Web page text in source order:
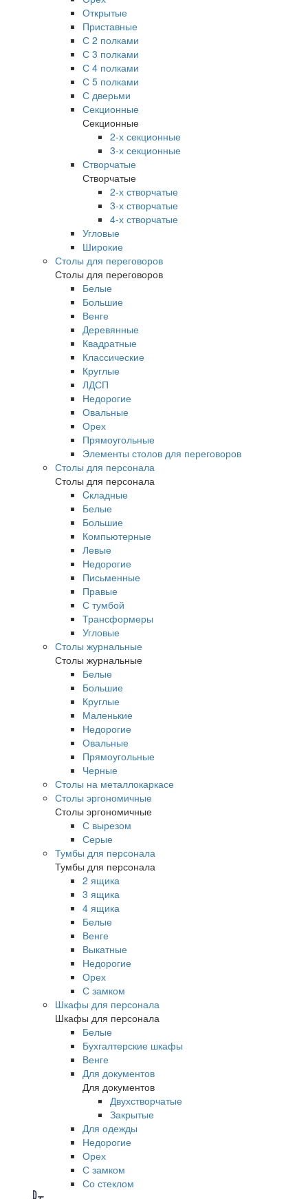
Открытые
Приставные
С 2 полками
С 3 полками
С 4 полками
С 5 полками
С дверьми
Секционные
Секционные
2-х секционные
3-х секционные
Створчатые
Створчатые
2-х створчатые
3-х створчатые
4-х створчатые
Угловые
Широкие
Столы для переговоров
Столы для переговоров
Белые
Большие
Венге
Деревянные
Квадратные
Классические
Круглые
ЛДСП
Недорогие
Овальные
Орех
Прямоугольные
Элементы столов для переговоров
Столы для персонала
Столы для персонала
Cкладные
Белые
Большие
Компьютерные
Левые
Недорогие
Письменные
Правые
С тумбой
Трансформеры
Угловые
Столы журнальные
Столы журнальные
Белые
Большие
Круглые
Маленькие
Недорогие
Овальные
Прямоугольные
Черные
Столы на металлокаркасе
Столы эргономичные
Столы эргономичные
С вырезом
Серые
Тумбы для персонала
Тумбы для персонала
2 ящика
3 ящика
4 ящика
Белые
Венге
Выкатные
Недорогие
Орех
С замком
Шкафы для персонала
Шкафы для персонала
Белые
Бухгалтерские шкафы
Венге
Для документов
Для документов
Двухстворчатые
Закрытые
Для одежды
Недорогие
Орех
С замком
Со стеклом